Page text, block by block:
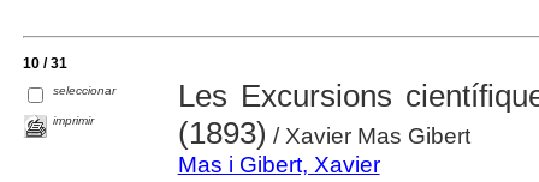
10 / 31
seleccionar
imprimir
Les Excursions
(1893) / Xavier Mas Gibert
Mas i Gibert, Xavier